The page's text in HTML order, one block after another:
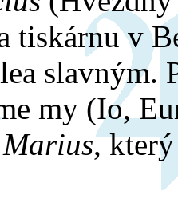
tiskárnu v
slavným.
my (Io,
,